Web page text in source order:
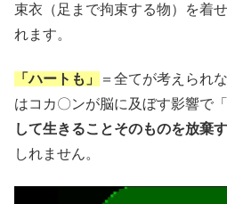
束衣（足まで拘束する物）を着
れます。
「ハートも」
＝全てが考えられ
はコカ〇ンが脳に及ぼす影響で「
して生きることそのものを放棄
しれません。